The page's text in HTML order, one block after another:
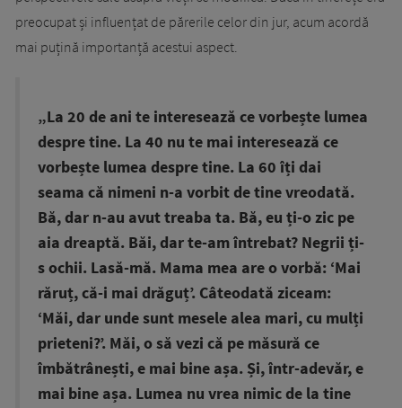
preocupat și influențat de părerile celor din jur, acum acordă
mai puțină importanță acestui aspect.
„La 20 de ani te interesează ce vorbește lumea
despre tine. La 40 nu te mai interesează ce
vorbește lumea despre tine. La 60 îți dai
seama că nimeni n-a vorbit de tine vreodată.
Bă, dar n-au avut treaba ta. Bă, eu ți-o zic pe
aia dreaptă. Băi, dar te-am întrebat? Negrii ți-
s ochii. Lasă-mă. Mama mea are o vorbă: ‘Mai
răruț, că-i mai drăguț’. Câteodată ziceam:
‘Măi, dar unde sunt mesele alea mari, cu mulți
prieteni?’. Măi, o să vezi că pe măsură ce
îmbătrânești, e mai bine așa. Și, într-adevăr, e
mai bine așa. Lumea nu vrea nimic de la tine